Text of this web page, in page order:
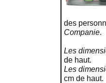
des
Companie.
Les
de haut.
Les
cm de haut.